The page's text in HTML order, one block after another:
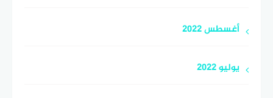
أغسطس 2022
يوليو 2022